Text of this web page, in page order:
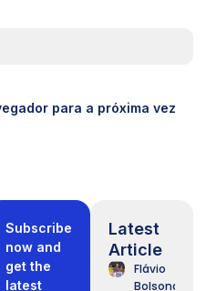
para a próxima vez
Subscribe
now and
get the
latest
Latest
Article
Flávio
Bolsonaro